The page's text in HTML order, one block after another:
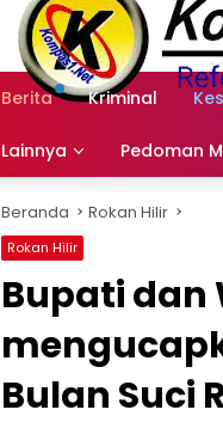
Berita Kriminal
Lainnya Pedoman
Beranda Rokan Hilir
Rokan Hilir
Bupati dan
Bulan Suci